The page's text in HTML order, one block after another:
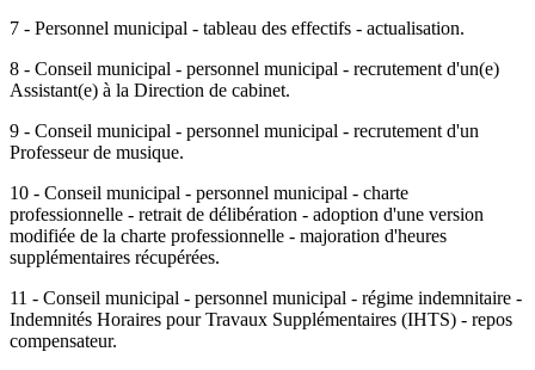
7 - Personnel municipal - tableau des effectifs - actualisation.
8 - Conseil municipal - personnel municipal - recrutement d'un(e)
Assistant(e) à la Direction de cabinet.
9 - Conseil municipal - personnel municipal - recrutement d'un
Professeur de musique.
10 - Conseil municipal - personnel municipal - charte
professionnelle - retrait de délibération - adoption d'une version
modifiée de la charte professionnelle - majoration d'heures
supplémentaires récupérées.
11 - Conseil municipal - personnel municipal - régime indemnitaire -
Indemnités Horaires pour Travaux Supplémentaires (IHTS) - repos
compensateur.